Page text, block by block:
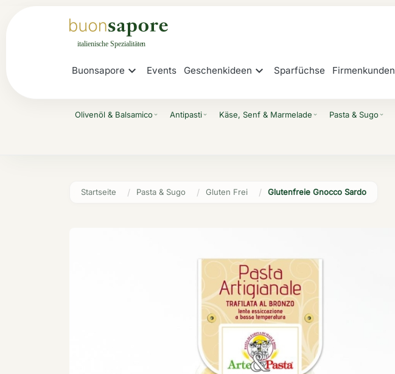
Buonsapore expand_more Events Geschenkideen expand_more Sparfüchse Firmenkunden
Olivenöl & Balsamico expand_more Antipasti expand_more Käse, Senf & Marmelade expand_more Pasta & Sugo expand_more
Startseite Pasta & Sugo Gluten Frei Glutenfreie Gnocco Sardo